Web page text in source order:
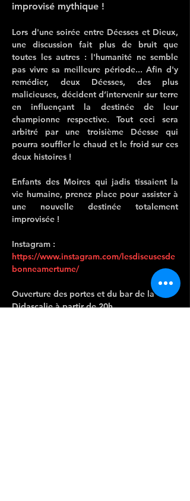
improvisé mythique !
Lors d'une soirée entre Déesses et Dieux,
une discussion fait plus de bruit que
toutes les autres : l'humanité ne semble
pas vivre sa meilleure période... Afin d'y
remédier, deux Déesses, des plus
malicieuses, décident d’intervenir sur terre
en influençant la destinée de leur
championne respective. Tout ceci sera
arbitré par une troisième Déesse qui
pourra souffler le chaud et le froid sur ces
deux histoires !
Enfants des Moires qui jadis tissaient la
vie humaine, prenez place pour assister à
une nouvelle destinée totalement
improvisée !
Instagram :
https://www.instagram.com/lesdiseusesde
bonneamertume/
Ouverture des portes et du bar de la
Didascalie à partir de 20h.